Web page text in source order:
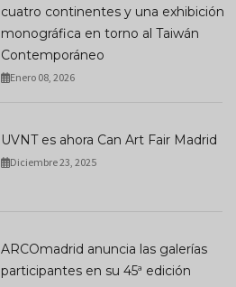
cuatro continentes y una exhibición
monográfica en torno al Taiwán
Contemporáneo
Enero 08, 2026
UVNT es ahora Can Art Fair Madrid
Diciembre 23, 2025
ARCOmadrid anuncia las galerías
participantes en su 45ª edición